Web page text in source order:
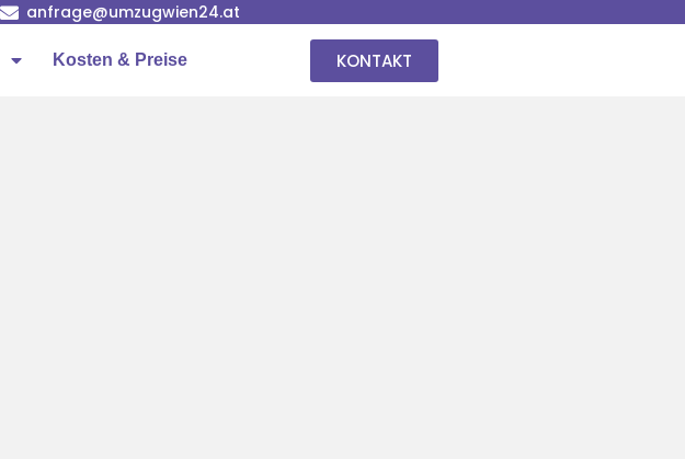
anfrage@umzugwien24.at
Kosten & Preise KONTAKT